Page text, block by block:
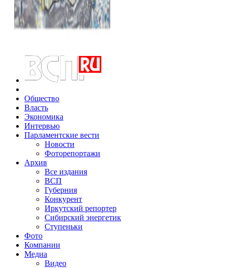
Общество
Власть
Экономика
Интервью
Парламентские вести
Новости
Фоторепортажи
Архив
Все издания
ВСП
Губерния
Конкурент
Иркутский репортер
Сибирский энергетик
Ступеньки
Фото
Компании
Медиа
Видео